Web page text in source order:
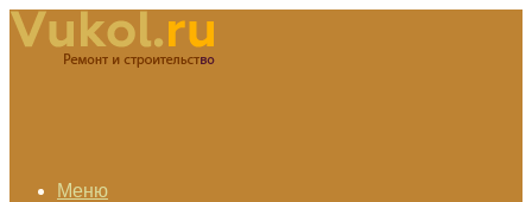
Меню